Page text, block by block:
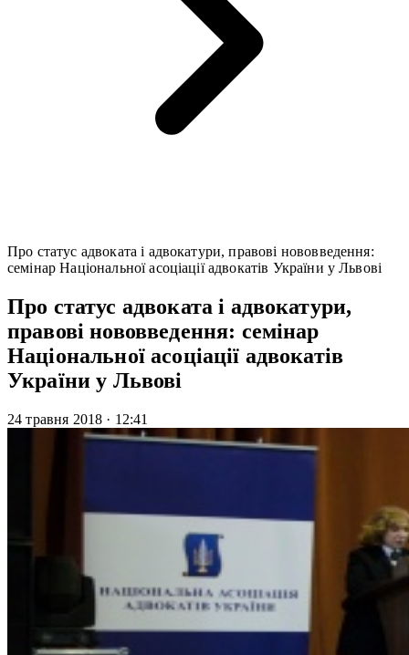
Про статус адвоката і адвокатури, правові нововведення:
семінар Національної асоціації адвокатів України у Львові
Про статус адвоката і адвокатури,
правові нововведення: семінар
Національної асоціації адвокатів
України у Львові
24 травня 2018 · 12:41